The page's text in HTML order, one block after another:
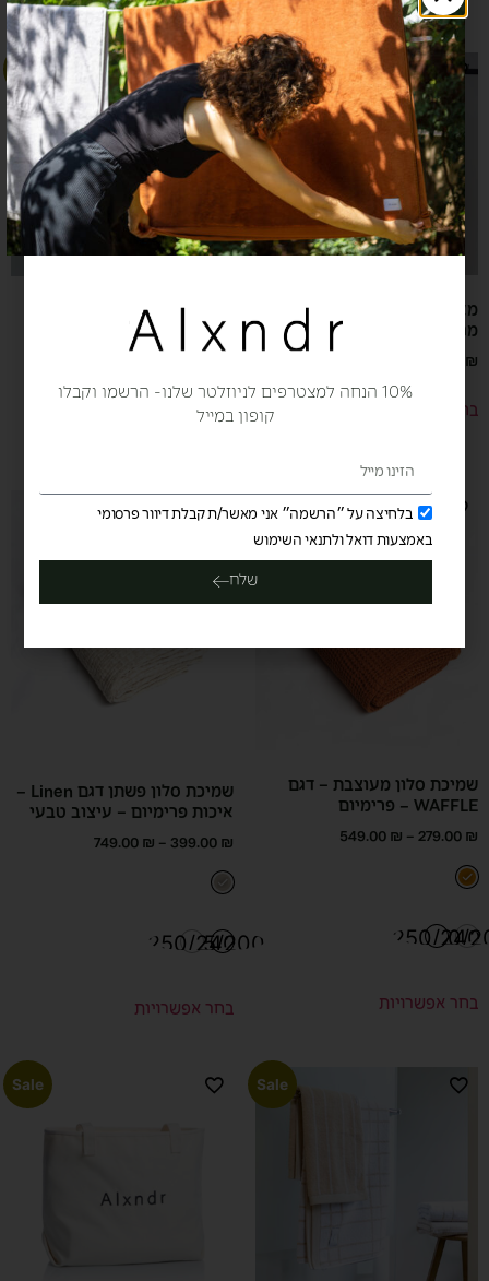
מגבות פנים SuperHyder
₪
בחר אפשרויות
Sale
סט מגבות איכותיות מסדרת
באריגת ג’קארד
419.00
שמיכת סלון מעוצבת – דגם
WAFFLE – פרימיום
279.00 ₪
–
549.00 ₪
120/
250/240
בחר אפשרויות
שמיכת סלון פשתן דגם Linen –
איכות פרימיום – עיצוב טבעי
399.00 ₪
–
749.00 ₪
125/200
250/240
בחר אפשרויות
Sale
Sale
10% הנחה למצטרפים לניוזלטר שלנו- הרשמו וקבלו
קופון במייל
בלחיצה על ״הרשמה״ אני מאשר/ת קבלת דיוור פרסומי
באמצעות דואל ולתנאי השימוש
שלח